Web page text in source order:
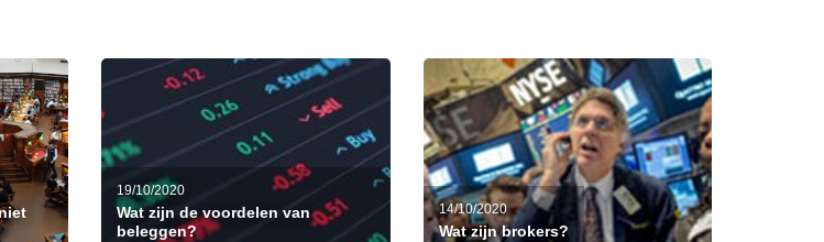
19/10/2020
Wat zijn de voordelen van
beleggen?
14/10/2020
Wat zijn brokers?